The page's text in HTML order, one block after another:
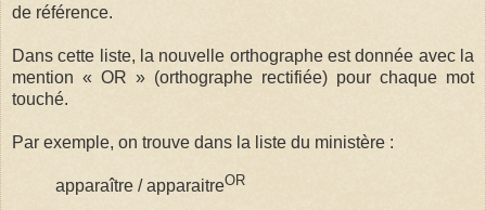
de référence.
Dans cette liste, la nouvelle orthographe est donnée avec la
mention « OR » (orthographe rectifiée) pour chaque mot
touché.
Par exemple, on trouve dans la liste du ministère :
apparaître / apparaitreOR